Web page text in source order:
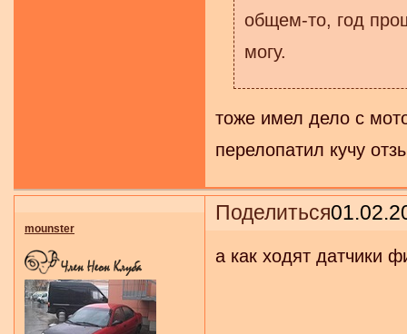
общем-то, год
могу.
тоже имел дело с
перелопатил кучу
Поделиться
mounster
а как ходят датчики